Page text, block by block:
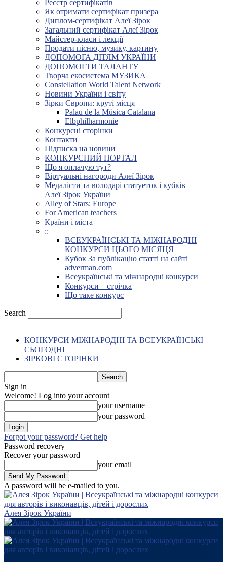
Реєстр сертифікатів
Як отримати сертифікат призера
Диплом-сертифікат Алеї Зірок
Загальний сертифікат Алеї Зірок
Майстер-класи і лекції
Продати пісню, музику, картину
ДОПОМОГА ДІТЯМ УКРАЇНИ
ДОПОМОГТИ ТАЛАНТУ
Творча екосистема МУЗИКА
Constellation World Talent Network
Новини України і світу
Зірки Європи: круті місця
Palau de la Música Catalana
Elbphilharmonie
Конкурсні сторінки
Контакти
Підписка на новини
КОНКУРСНИЙ ПОРТАЛ
Що я оплачую тут?
Віртуальні нагороди Алеї Зірок
Медалісти та володарі статуеток і кубків
Алеї Зірок України
Alley of Stars: Europe
For American teachers
Країни і міста
::
ВСЕУКРАЇНСЬКІ ТА МІЖНАРОДНІ
КОНКУРСИ ЦЬОГО МІСЯЦЯ
Кубок За публікацію статті на сайті
adverman.com
Всеукраїнські та міжнародні конкурси
Конкурси – стрічка
Що таке конкурс
Search
КОНКУРСИ МІЖНАРОДНІ ТА ВСЕУКРАЇНСЬКІ
СЬОГОДНІ
ЗІРКОВІ СТОРІНКИ
Sign in
Welcome! Log into your account
your username
your password
Forgot your password? Get help
Password recovery
Recover your password
your email
A password will be e-mailed to you.
Алея Зірок України